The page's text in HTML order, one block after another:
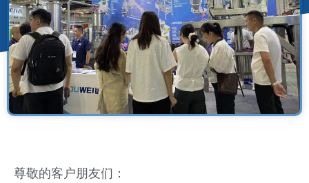
尊敬的客户朋友们：